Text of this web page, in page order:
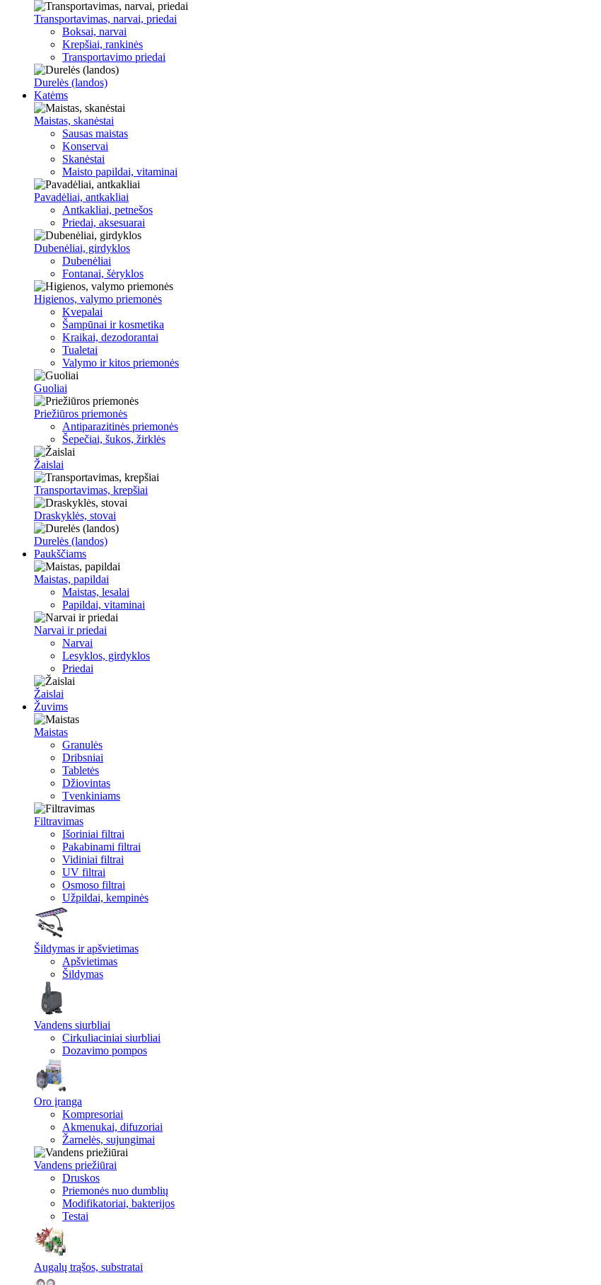
Transportavimas, narvai, priedai
Boksai, narvai
Krepšiai, rankinės
Transportavimo priedai
Durelės (landos)
Katėms
Maistas, skanėstai
Sausas maistas
Konservai
Skanėstai
Maisto papildai, vitaminai
Pavadėliai, antkakliai
Antkakliai, petnešos
Priedai, aksesuarai
Dubenėliai, girdyklos
Dubenėliai
Fontanai, šėryklos
Higienos, valymo priemonės
Kvepalai
Šampūnai ir kosmetika
Kraikai, dezodorantai
Tualetai
Valymo ir kitos priemonės
Guoliai
Priežiūros priemonės
Antiparazitinės priemonės
Šepečiai, šukos, žirklės
Žaislai
Transportavimas, krepšiai
Draskyklės, stovai
Durelės (landos)
Paukščiams
Maistas, papildai
Maistas, lesalai
Papildai, vitaminai
Narvai ir priedai
Narvai
Lesyklos, girdyklos
Priedai
Žaislai
Žuvims
Maistas
Granulės
Dribsniai
Tabletės
Džiovintas
Tvenkiniams
Filtravimas
Išoriniai filtrai
Pakabinami filtrai
Vidiniai filtrai
UV filtrai
Osmoso filtrai
Užpildai, kempinės
Šildymas ir apšvietimas
Apšvietimas
Šildymas
Vandens siurbliai
Cirkuliaciniai siurbliai
Dozavimo pompos
Oro įranga
Kompresoriai
Akmenukai, difuzoriai
Žarnelės, sujungimai
Vandens priežiūrai
Druskos
Priemonės nuo dumblių
Modifikatoriai, bakterijos
Testai
Augalų trąšos, substratai